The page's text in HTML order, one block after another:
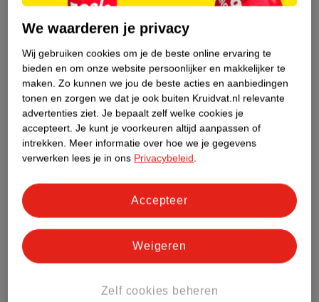
Productinformatie
Etiketinformatie
Nature Impact Score
Dit product heeft (nog) geen Nature
Impact Score.
Meer informatie
Bestel & Bezorginformatie
Bekijk ook
Identity Games Alle Kaartspellen
We waarderen je privacy
Wij gebruiken cookies om je de beste online ervaring te
bieden en om onze website persoonlijker en makkelijker te
maken. Zo kunnen we jou de beste acties en aanbiedingen
tonen en zorgen we dat je ook buiten Kruidvat.nl relevante
advertenties ziet. Je bepaalt zelf welke cookies je
accepteert. Je kunt je voorkeuren altijd aanpassen of
intrekken. Meer informatie over hoe we je gegevens
verwerken lees je in ons Privacybeleid.
Zelf cookies beheren
Weigeren
Accepteer